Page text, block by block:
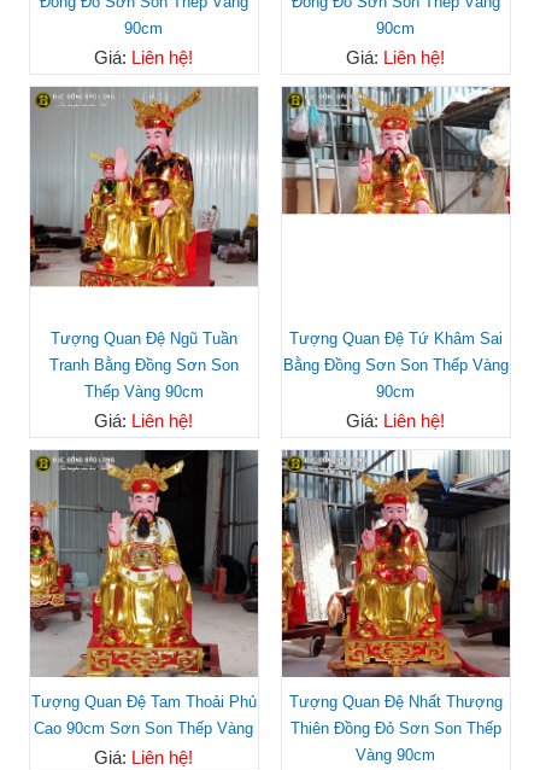
90cm
Giá: Liên hệ!
90cm
Giá: Liên hệ!
Tượng Quan Đệ Ngũ Tuần
Tranh Bằng Đồng Sơn Son
Thếp Vàng 90cm
Giá: Liên hệ!
Tượng Quan Đệ Tứ Khâm Sai
Bằng Đồng Sơn Son Thếp Vàng
90cm
Giá: Liên hệ!
Tượng Quan Đệ Tam Thoải Phủ
Cao 90cm Sơn Son Thếp Vàng
Giá: Liên hệ!
Tượng Quan Đệ Nhất Thượng
Thiên Đồng Đỏ Sơn Son Thếp
Vàng 90cm